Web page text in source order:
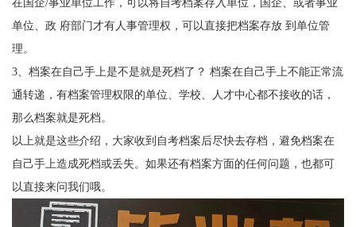
单位、政 府部门才有人事管理权，可以直接把档案存放 到单位管
理。
3、档案在自己手上是不是就是死档了？ 档案在自己手上不能正常流
通转递，有档案管理权限的单位、学校、人才中心都不接收的话，
那么档案就是死档。
以上就是这些介绍，大家收到自考档案后尽快去存档，避免档案在
自己手上造成死档或丢失。如果还有档案方面的任何问题，也都可
以直接来问我们哦。